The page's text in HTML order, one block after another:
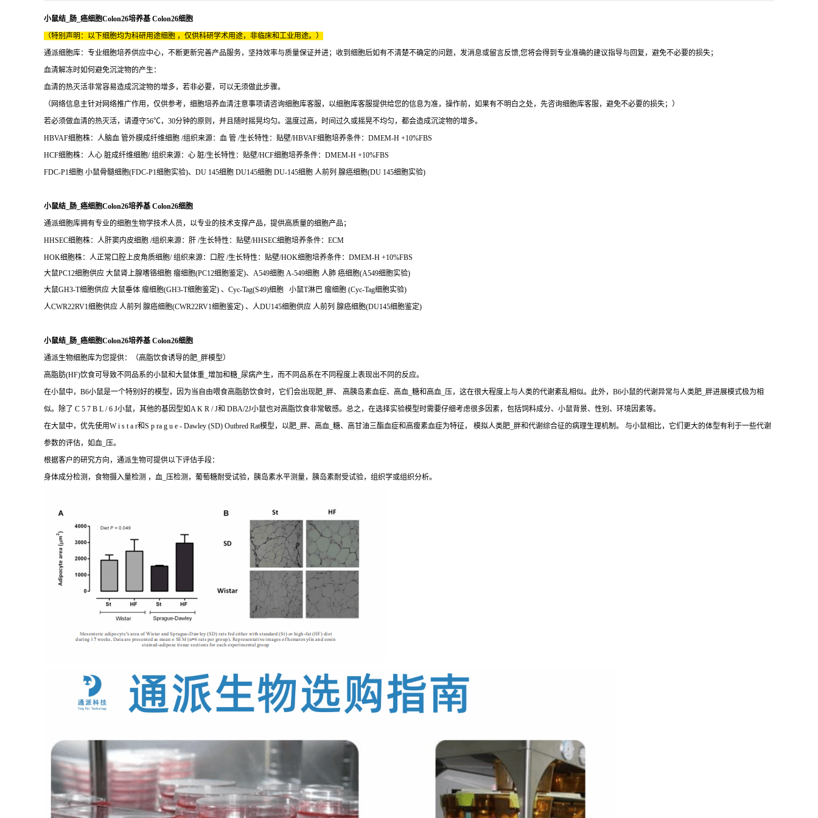
小鼠结_肠_癌细胞Colon26培养基 Colon26细胞
（特别声明：以下细胞均为科研用途细胞 ，仅供科研学术用途，非临床和工业用途。）
通派细胞库：专业细胞培养供应中心，不断更新完善产品服务，坚持效率与质量保证并进；收到细胞后如有不清楚不确定的问题，发消息或留言反馈,您将会得到专业准确的建议指导与回复，避免不必要的损失；
血清解冻时如何避免沉淀物的产生：
血清的热灭活非常容易造成沉淀物的增多，若非必要，可以无须做此步骤。
（网络信息主针对网络推广作用，仅供参考，细胞培养血清注意事项请咨询细胞库客服，以细胞库客服提供给您的信息为准，操作前，如果有不明白之处，先咨询细胞库客服，避免不必要的损失；）
若必须做血清的热灭活，请遵守56℃，30分钟的原则，并且随时摇晃均匀。温度过高，时间过久或摇晃不均匀，都会造成沉淀物的增多。
HBVAF细胞株：人脑血 管外膜成纤维细胞 /组织来源：血 管 /生长特性：贴壁/HBVAF细胞培养条件：DMEM-H +10%FBS
HCF细胞株：人心 脏成纤维细胞/ 组织来源：心 脏/生长特性：贴壁/HCF细胞培养条件：DMEM-H +10%FBS
FDC-P1细胞 小鼠骨髓细胞(FDC-P1细胞实验)、DU 145细胞 DU145细胞 DU-145细胞 人前列 腺癌细胞(DU 145细胞实验)
小鼠结_肠_癌细胞Colon26培养基 Colon26细胞
通派细胞库拥有专业的细胞生物学技术人员，以专业的技术支撑产品，提供高质量的细胞产品；
HHSEC细胞株：人肝窦内皮细胞 /组织来源：肝 /生长特性：贴壁/HHSEC细胞培养条件：ECM
HOK细胞株：人正常口腔上皮角质细胞/ 组织来源：口腔 /生长特性：贴壁/HOK细胞培养条件：DMEM-H +10%FBS
大鼠PC12细胞供应 大鼠肾上腺嗜铬细胞 瘤细胞(PC12细胞鉴定)、A549细胞 A-549细胞 人肺 癌细胞(A549细胞实验)
大鼠GH3-T细胞供应 大鼠垂体 瘤细胞(GH3-T细胞鉴定) 、Cyc-Tag(S49)细胞 小鼠T淋巴 瘤细胞 (Cyc-Tag细胞实验)
人CWR22RV1细胞供应 人前列 腺癌细胞(CWR22RV1细胞鉴定) 、人DU145细胞供应 人前列 腺癌细胞(DU145细胞鉴定)
小鼠结_肠_癌细胞Colon26培养基 Colon26细胞
通派生物细胞库为您提供：（高脂饮食诱导的肥_胖模型）
高脂肪(HF)饮食可导致不同品系的小鼠和大鼠体重_增加和糖_尿病产生，而不同品系在不同程度上表现出不同的反应。
在小鼠中，B6小鼠是一个特别好的模型，因为当自由喂食高脂肪饮食时，它们会出现肥_胖、 高胰岛素血症、高血_糖和高血_压，这在很大程度上与人类的代谢紊乱相似。此外，B6小鼠的代谢异常与人类肥_胖进展模式极为相
似。除了 C 5 7 B L / 6 J小鼠，其他的基因型如A K R / J和 DBA/2J小鼠也对高脂饮食非常敏感。总之，在选择实验模型时需要仔细考虑很多因素，包括饲料成分、小鼠背景、性别、环境因素等。
在大鼠中，优先使用W i s t a r和S p ra g u e - Dawley (SD) Outbred Rat模型，以肥_胖、高血_糖、高甘油三酯血症和高瘦素血症为特征， 模拟人类肥_胖和代谢综合征的病理生理机制。 与小鼠相比，它们更大的体型有利于一些代谢
参数的评估，如血_压。
根据客户的研究方向，通派生物可提供以下评估手段：
身体成分检测，食物摄入量检测 ，血_压检测，葡萄糖耐受试验，胰岛素水平测量，胰岛素耐受试验，组织学或组织分析。